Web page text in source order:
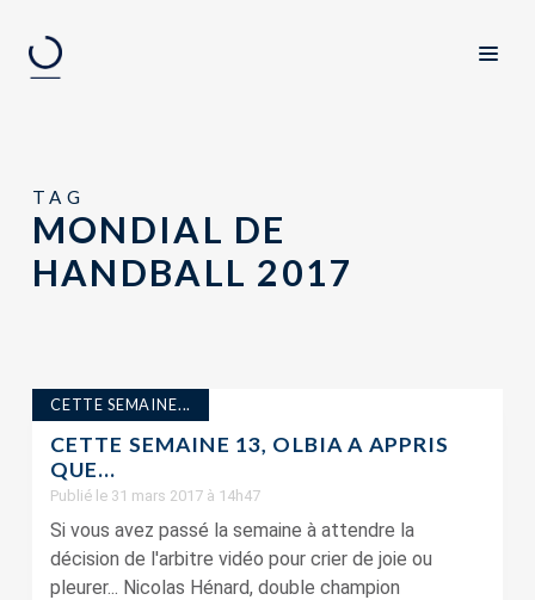
TAG
MONDIAL DE
HANDBALL 2017
CETTE SEMAINE...
CETTE SEMAINE 13, OLBIA A APPRIS
QUE…
Publié le 31 mars 2017 à 14h47
Si vous avez passé la semaine à attendre la
décision de l'arbitre vidéo pour crier de joie ou
pleurer... Nicolas Hénard, double champion